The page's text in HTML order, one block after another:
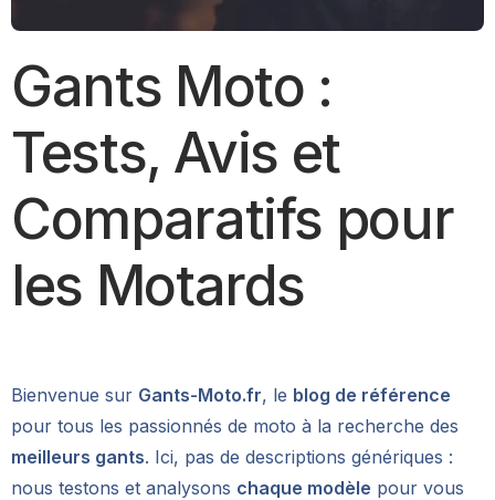
Gants Moto :
Tests, Avis et
Comparatifs pour
les Motards
Bienvenue sur Gants-Moto.fr, le blog de référence
pour tous les passionnés de moto à la recherche des
meilleurs gants. Ici, pas de descriptions génériques :
nous testons et analysons chaque modèle pour vous